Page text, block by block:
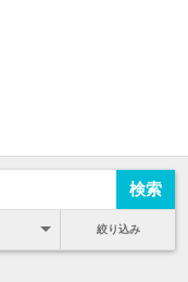
絞り込み